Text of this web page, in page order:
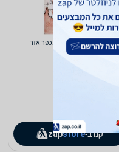
ספר ילדים - המפוזר מכפר אזר
קנו ב- zapstore